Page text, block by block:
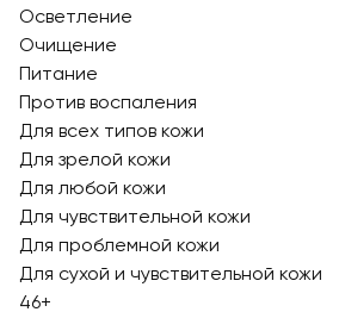
Осветление
Очищение
Питание
Против воспаления
Для всех типов кожи
Для зрелой кожи
Для любой кожи
Для чувствительной кожи
Для проблемной кожи
Для сухой и чувствительной кожи
46+